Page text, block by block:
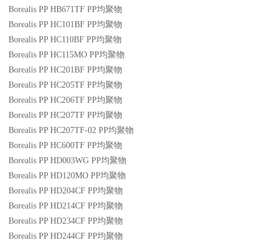
Borealis PP HB671TF PP均聚物
Borealis PP HC101BF PP均聚物
Borealis PP HC110BF PP均聚物
Borealis PP HC115MO PP均聚物
Borealis PP HC201BF PP均聚物
Borealis PP HC205TF PP均聚物
Borealis PP HC206TF PP均聚物
Borealis PP HC207TF PP均聚物
Borealis PP HC207TF-02 PP均聚物
Borealis PP HC600TF PP均聚物
Borealis PP HD003WG PP均聚物
Borealis PP HD120MO PP均聚物
Borealis PP HD204CF PP均聚物
Borealis PP HD214CF PP均聚物
Borealis PP HD234CF PP均聚物
Borealis PP HD244CF PP均聚物